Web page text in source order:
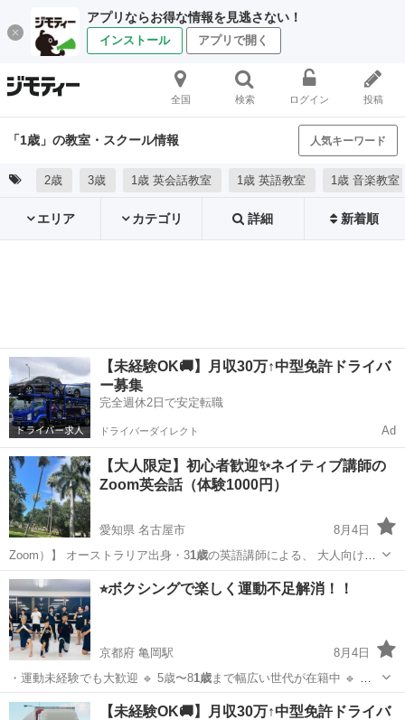
アプリならお得な情報を見逃さない！
インストール アプリで開く
全国 検索 ログイン 投稿
「1歳」の教室・スクール情報 人気キーワード
2歳 3歳 1歳 英会話教室 1歳 英語教室 1歳 音楽教室
エリア カテゴリ 詳細 新着順
【未経験OK🚚】月収30万↑中型免許ドライバ
ー募集
完全週休2日で安定転職
ドライバーダイレクト Ad
【大人限定】初心者歓迎✨ネイティブ講師の
Zoom英会話（体験1000円）
愛知県 名古屋市
8月4日
Zoom）】 オーストラリア出身・31歳の英語講師による、 大人向け
（15歳以…
愛知 名古屋市 レッスン
⭐︎ボクシングで楽しく運動不足解消！！
京都府 亀岡駅
8月4日
・運動未経験でも大歓迎 🔹 5歳〜81歳まで幅広い世代が在籍中 🔹 老
若男女…
京都 亀岡市 亀岡駅 空手/他格闘技 格闘技
【未経験OK🚚】月収30万↑中型免許ドライバ